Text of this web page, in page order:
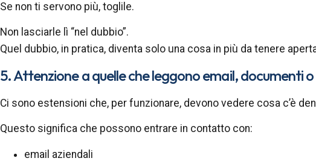
Se non ti servono più, toglile.
Non lasciarle lì “nel dubbio”.
Quel dubbio, in pratica, diventa solo una cosa in più da tenere
5. Attenzione a quelle che leggono email, documenti
Ci sono estensioni che, per funzionare, devono vedere cosa c’è
Questo significa che possono entrare in contatto con:
email aziendali